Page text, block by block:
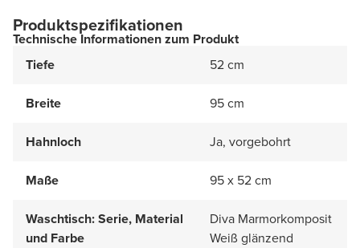
Produktspezifikationen
Technische Informationen zum Produkt
Tiefe
52 cm
Breite 95 cm
Hahnloch Ja, vorgebohrt
Maße 95 x 52 cm
Waschtisch: Serie, Material
und Farbe
Diva Marmorkomposit
Weiß glänzend